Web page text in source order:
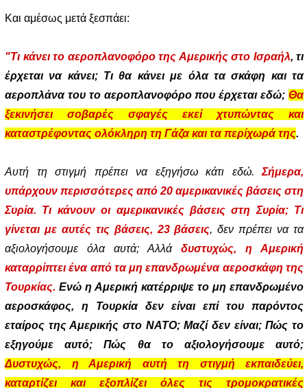
Και αμέσως μετά ξεσπάει:
"Τι κάνει το αεροπλανοφόρο της Αμερικής στο Ισραήλ, τι
έρχεται να κάνει; Τι θα κάνει με όλα τα σκάφη και τα
αεροπλάνα του το αεροπλανοφόρο που έρχεται εδώ; Θα
ξεκινήσει σοβαρές σφαγές εκεί χτυπώντας και
καταστρέφοντας ολόκληρη τη Γάζα και τα περίχωρά της.
Αυτή τη στιγμή πρέπει να εξηγήσω κάτι εδώ. Σήμερα,
υπάρχουν περισσότερες από 20 αμερικανικές βάσεις στη
Συρία. Τι κάνουν οι αμερικανικές βάσεις στη Συρία; Τι
γίνεται με αυτές τις βάσεις, 23 βάσεις, δεν πρέπει να τα
αξιολογήσουμε όλα αυτά; Αλλά δυστυχώς, η Αμερική
καταρρίπτει ένα από τα μη επανδρωμένα αεροσκάφη της
Τουρκίας. Ενώ η Αμερική κατέρριψε το μη επανδρωμένο
αεροσκάφος, η Τουρκία δεν είναι επί του παρόντος
εταίρος της Αμερικής στο ΝΑΤΟ; Μαζί δεν είναι; Πώς το
εξηγούμε αυτό; Πώς θα το αξιολογήσουμε αυτό;
Δυστυχώς, η Αμερική αυτή τη στιγμή εκπαιδεύει,
καταρτίζει και εξοπλίζει όλες τις τρομοκρατικές